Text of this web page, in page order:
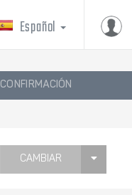
Español
CONFIRMACIÓN
CAMBIAR